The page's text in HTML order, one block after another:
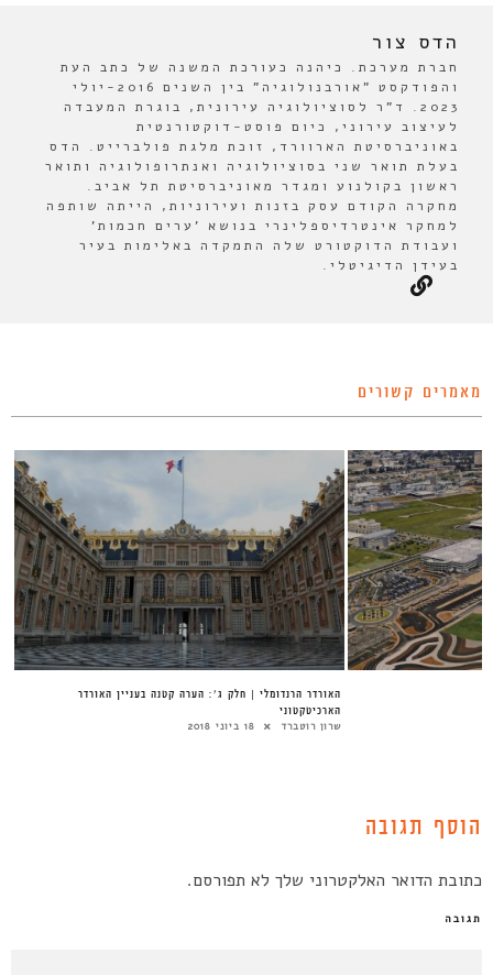
הדס צור
חברת מערכת. כיהנה כעורכת המשנה של כתב העת
והפודקסט "אורבנולוגיה" בין השנים 2016-יולי
2023. ד"ר לסוציולוגיה עירונית, בוגרת המעבדה
לעיצוב עירוני, כיום פוסט-דוקטורנטית
באוניברסיטת הארוורד, זוכת מלגת פולברייט. הדס
בעלת תואר שני בסוציולוגיה ואנתרופולוגיה ותואר
ראשון בקולנוע ומגדר מאוניברסיטת תל אביב.
מחקרה הקודם עסק בזנות ועירוניות, הייתה שותפה
למחקר אינטרדיספלינרי בנושא 'ערים חכמות'
ועבודת הדוקטורט שלה התמקדה באלימות בעיר
בעידן הדיגיטלי.
מאמרים קשורים
האורדר הרנדומלי | חלק ג׳: הערה קטנה בעניין האורדר
הארכיטקטוני
שרון רוטברד 18 ביוני 2018
הוסף תגובה
כתובת הדואר האלקטרוני שלך לא תפורסם.
תגובה